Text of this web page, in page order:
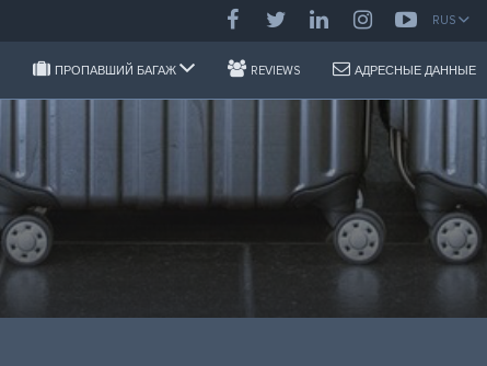
RUS
ПРОПАВШИЙ БАГАЖ REVIEWS АДРЕСНЫЕ ДАННЫЕ